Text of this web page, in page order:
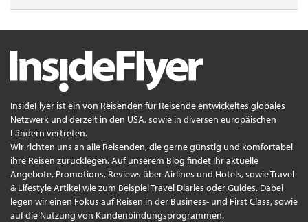
InsideFlyer ist ein von Reisenden für Reisende entwickeltes globales
Netzwerk und derzeit in den USA, sowie in diversen europäischen
Ländern vertreten.
Wir richten uns an alle Reisenden, die gerne günstig und komfortabel
ihre Reisen zurücklegen. Auf unserem Blog findet Ihr aktuelle
Angebote, Promotions, Reviews über Airlines und Hotels, sowie Travel
& Lifestyle Artikel wie zum Beispiel Travel Diaries oder Guides. Dabei
legen wir einen Fokus auf Reisen in der Business- und First Class, sowie
auf die Nutzung von Kundenbindungsprogrammen.